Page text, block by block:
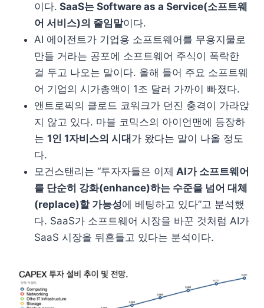
이다. SaaS는 Software as a Service(소프트웨
어 서비스)의 줄임말이다.
AI 에이전트가 기업용 소프트웨어를 무용지물로
만들 거라는 공포에 소프트웨어 주식이 폭락한
걸 두고 나오는 말이다. 올해 들어 주요 소프트웨
어 기업의 시가총액이 1조 달러 가까이 빠졌다.
앤트로픽의 클로드 코워크가 던진 충격이 가라앉
지 않고 있다. 마블 코믹스의 아이언맨에 등장하
는 1인 1자비스의 시대 가 왔다는 말이 나올 정도
다.
모건스탠리는 “투자자들은 이제 AI가 소프트웨어
를 단순히 강화(enhance)하는 수준을 넘어 대체
(replace)할 가능성에 베팅하고 있다”고 분석했
다. SaaS가 소프트웨어 시장을 바꾼 것처럼 AI가
SaaS 시장을 뒤흔들고 있다는 분석이다.